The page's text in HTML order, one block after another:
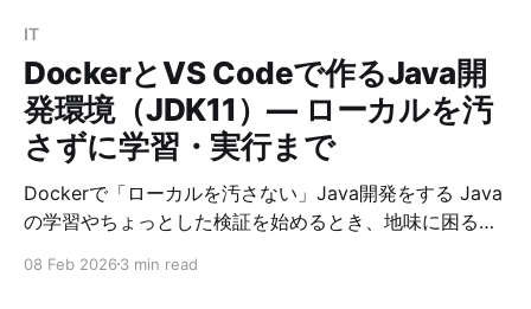
IT
DockerとVS Codeで作るJava開
発環境（JDK11）— ローカルを汚
さずに学習・実行まで
Dockerで「ローカルを汚さない」Java開発をする Java
の学習やちょっとした検証を始めるとき、地味に困るの
いでハマる * 既存の開発環境と競合する * 別PCへ移し
08 Feb 2026 3 min read